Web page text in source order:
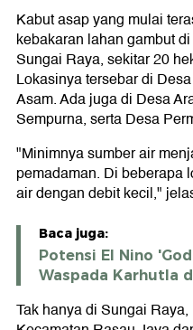
Kabut asap yang mulai
kebakaran lahan gambut
Sungai Raya, sekitar 20
Lokasinya tersebar di
Asam. Ada juga di Desa
Sempurna, serta Desa
"Minimnya sumber air
pemadaman. Di beberapa
air dengan debit kecil,"
Baca juga:
Potensi El Nino
Waspada Karhutla
Tak hanya di Sungai